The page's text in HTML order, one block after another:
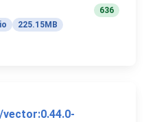
225.15MB
636